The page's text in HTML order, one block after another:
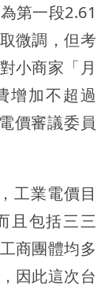
第一段2.61
微調，但考
小商家「月
增加不超過
價審議委員
工業電價目
且包括三三
商團體均多
因此這次台